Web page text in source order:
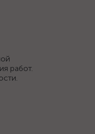
работ.